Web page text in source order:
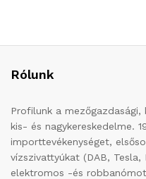
Rólunk
Profilunk a
kis- és nagykereskedelme.
importtevékenységet,
vízszivattyúkat (DAB, Tesla,
elektromos -és